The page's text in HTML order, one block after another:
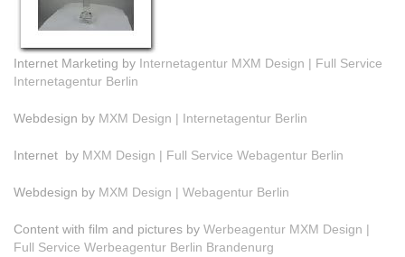
Internet Marketing by Internetagentur MXM Design | Full Service
Internetagentur Berlin
Webdesign by MXM Design | Internetagentur Berlin
Internet by MXM Design | Full Service Webagentur Berlin
Webdesign by MXM Design | Webagentur Berlin
Content with film and pictures by Werbeagentur MXM Design |
Full Service Werbeagentur Berlin Brandenurg